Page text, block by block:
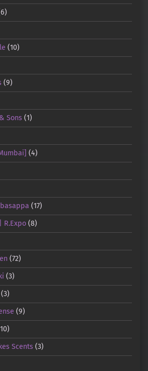
(10)
(9)
Sons(1)
(4)
(17)
R.Expo(8)
(72)
(3)
(9)
Scents(3)